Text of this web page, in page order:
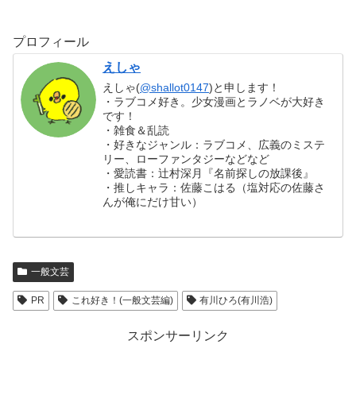
プロフィール
えしゃ
えしゃ(@shallot0147)と申します！
・ラブコメ好き。少女漫画とラノベが大好き
です！
・雑食＆乱読
・好きなジャンル：ラブコメ、広義のミステ
リー、ローファンタジーなどなど
・愛読書：辻村深月『名前探しの放課後』
・推しキャラ：佐藤こはる（塩対応の佐藤さ
んが俺にだけ甘い）
一般文芸
PR これ好き！(一般文芸編) 有川ひろ(有川浩)
スポンサーリンク